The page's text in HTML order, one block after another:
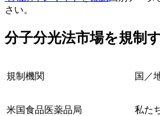
さい。
分子分光法市場を規制
規制機関 国／
米国食品医薬品局 私た